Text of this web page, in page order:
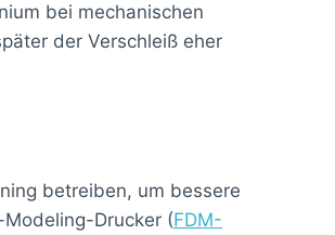
bei mechanischen
der Verschleiß eher
betreiben, um bessere
Drucker (FDM-